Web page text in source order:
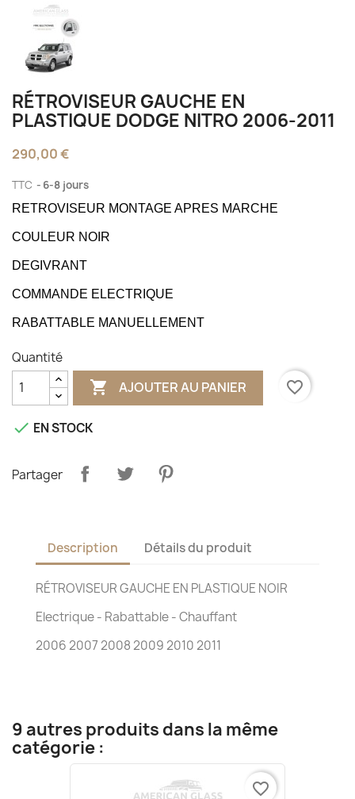
RÉTROVISEUR GAUCHE EN
PLASTIQUE DODGE NITRO 2006-2011
290,00 €
TTC 6-8 jours
RETROVISEUR MONTAGE APRES MARCHE
COULEUR NOIR
DEGIVRANT
COMMANDE ELECTRIQUE
RABATTABLE MANUELLEMENT
Quantité
 AJOUTER AU PANIER favorite_border
 EN STOCK
Partager
Description Détails du produit
RÉTROVISEUR GAUCHE EN PLASTIQUE NOIR
Electrique - Rabattable - Chauffant
2006 2007 2008 2009 2010 2011
9 autres produits dans la même
catégorie :
favorite_border